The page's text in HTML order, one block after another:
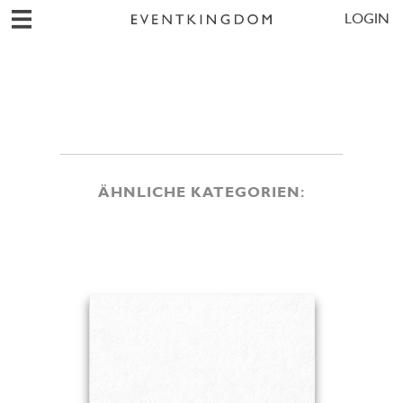
LOGIN
ÄHNLICHE KATEGORIEN: